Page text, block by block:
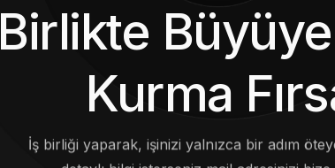
Birlikte
Kurma
İş birliği yaparak, işinizi yalnızca bir adım